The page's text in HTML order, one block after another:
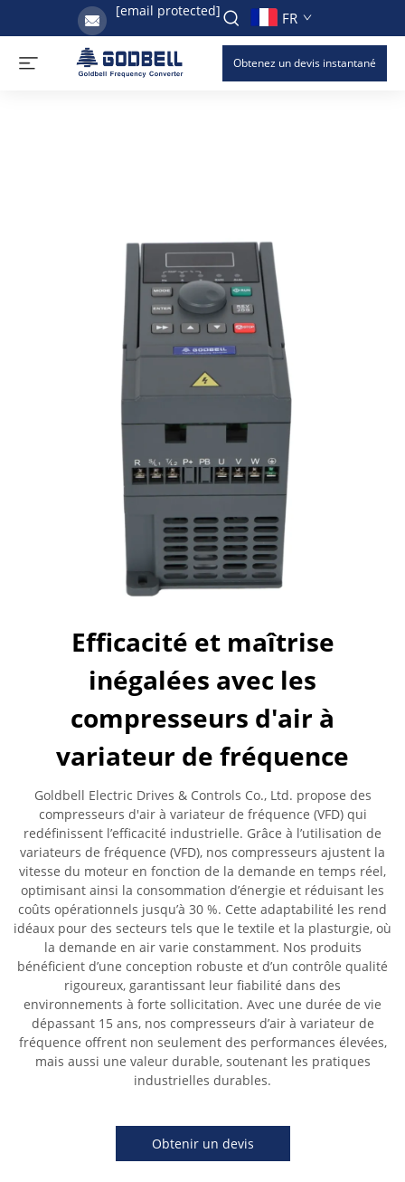
[email protected] FR
Obtenez un devis instantané
Efficacité et maîtrise
inégalées avec les
compresseurs d'air à
variateur de fréquence
Goldbell Electric Drives & Controls Co., Ltd. propose des
compresseurs d'air à variateur de fréquence (VFD) qui
redéfinissent l’efficacité industrielle. Grâce à l’utilisation de
variateurs de fréquence (VFD), nos compresseurs ajustent la
vitesse du moteur en fonction de la demande en temps réel,
optimisant ainsi la consommation d’énergie et réduisant les
coûts opérationnels jusqu’à 30 %. Cette adaptabilité les rend
idéaux pour des secteurs tels que le textile et la plasturgie, où
la demande en air varie constamment. Nos produits
bénéficient d’une conception robuste et d’un contrôle qualité
rigoureux, garantissant leur fiabilité dans des
environnements à forte sollicitation. Avec une durée de vie
dépassant 15 ans, nos compresseurs d’air à variateur de
fréquence offrent non seulement des performances élevées,
mais aussi une valeur durable, soutenant les pratiques
industrielles durables.
Obtenir un devis